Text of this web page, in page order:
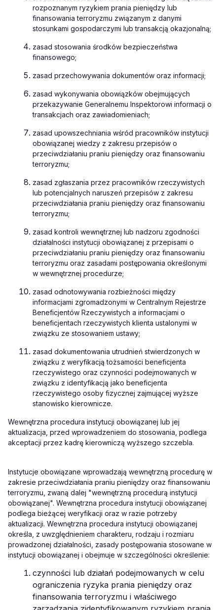
rozpoznanym ryzykiem prania pieniędzy lub
finansowania terroryzmu związanym z danymi
stosunkami gospodarczymi lub transakcją okazjonalną;
zasad stosowania środków bezpieczeństwa
finansowego;
zasad przechowywania dokumentów oraz informacji;
zasad wykonywania obowiązków obejmujących
przekazywanie Generalnemu Inspektorowi informacji o
transakcjach oraz zawiadomieniach;
zasad upowszechniania wśród pracowników instytucji
obowiązanej wiedzy z zakresu przepisów o
przeciwdziałaniu praniu pieniędzy oraz finansowaniu
terroryzmu;
zasad zgłaszania przez pracowników rzeczywistych
lub potencjalnych naruszeń przepisów z zakresu
przeciwdziałania praniu pieniędzy oraz finansowaniu
terroryzmu;
zasad kontroli wewnętrznej lub nadzoru zgodności
działalności instytucji obowiązanej z przepisami o
przeciwdziałaniu praniu pieniędzy oraz finansowaniu
terroryzmu oraz zasadami postępowania określonymi
w wewnętrznej procedurze;
zasad odnotowywania rozbieżności między
informacjami zgromadzonymi w Centralnym Rejestrze
Beneficjentów Rzeczywistych a informacjami o
beneficjentach rzeczywistych klienta ustalonymi w
związku ze stosowaniem ustawy;
zasad dokumentowania utrudnień stwierdzonych w
związku z weryfikacją tożsamości beneficjenta
rzeczywistego oraz czynności podejmowanych w
związku z identyfikacją jako beneficjenta
rzeczywistego osoby fizycznej zajmującej wyższe
stanowisko kierownicze.
Wewnętrzna procedura instytucji obowiązanej lub jej
aktualizacja, przed wprowadzeniem do stosowania, podlega
akceptacji przez kadrę kierowniczą wyższego szczebla.
Instytucje obowiązane wprowadzają wewnętrzną procedurę w
zakresie przeciwdziałania praniu pieniędzy oraz finansowaniu
terroryzmu, zwaną dalej "wewnętrzną procedurą instytucji
obowiązanej". Wewnętrzna procedura instytucji obowiązanej
podlega bieżącej weryfikacji oraz w razie potrzeby
aktualizacji. Wewnętrzna procedura instytucji obowiązanej
określa, z uwzględnieniem charakteru, rodzaju i rozmiaru
prowadzonej działalności, zasady postępowania stosowane w
instytucji obowiązanej i obejmuje w szczególności określenie:
czynności lub działań podejmowanych w celu
ograniczenia ryzyka prania pieniędzy oraz
finansowania terroryzmu i właściwego